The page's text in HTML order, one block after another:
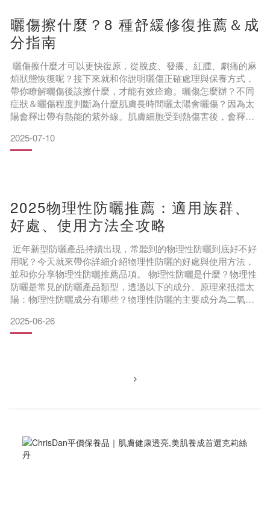
曬傷擦什麼？8 種舒緩修復推薦＆成
分指南
曬傷擦什麼才可以更快復原，從脫皮、發癢、紅腫、劇痛的麻
煩狀態恢復呢？接下來就和你說明曬傷正確處理與保養方式，
帶你瞭解曬傷後該擦什麼，才能有效痊癒。曬傷怎麼辦？不同
症狀＆曬傷程度判斷為什麼肌膚長時間曬太陽會曬傷？因為太
陽會釋出帶有熱能的紫外線。肌膚細胞受到熱傷害後，會釋出
導致肌膚紅腫、發癢、刺痛，這種情形就是所謂的曬傷。
曬傷會根據嚴重程度，分成三個等級，有不同的症狀和解決方
2025-07-10
2025物理性防曬推薦：適用族群、
好處、使用方法全攻略
近年新型防曬產品持續出現，常聽到的物理性防曬到底好不好
用呢？今天就來帶你詳細介紹物理性防曬的好處與使用方法，
並和你分享物理性防曬推薦品項。 物理性防曬是什麼？物理性
防曬是常見的防曬產品類型，透過以下的成分、原理來抵擋太
陽：物理性防曬成分有哪些？物理性防曬的主要成分為二氧化
用來防曬的成分，根據不同的適用族群與訴求，有時會加入讓
防曬不易脫落的防水抗汗成分，也會添加一些讓防曬產品變得
2025-06-26